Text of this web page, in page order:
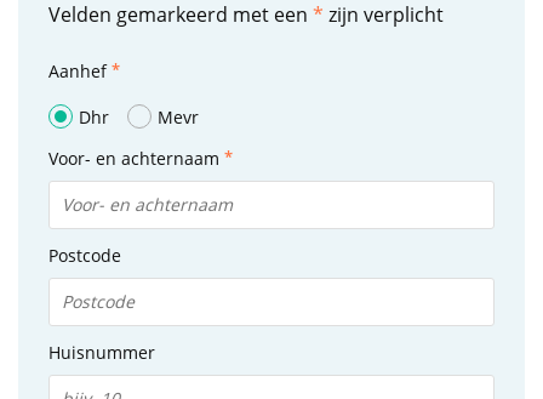
Velden gemarkeerd met een * zijn verplicht
Aanhef
Dhr
Mevr
Voor- en achternaam
Postcode
Huisnummer